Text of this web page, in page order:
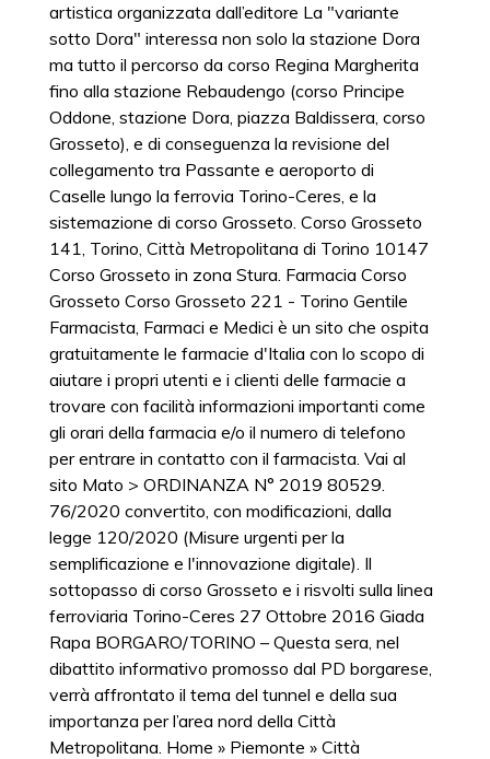
artistica organizzata dall’editore La "variante
sotto Dora" interessa non solo la stazione Dora
ma tutto il percorso da corso Regina Margherita
fino alla stazione Rebaudengo (corso Principe
Oddone, stazione Dora, piazza Baldissera, corso
Grosseto), e di conseguenza la revisione del
collegamento tra Passante e aeroporto di
Caselle lungo la ferrovia Torino-Ceres, e la
sistemazione di corso Grosseto. Corso Grosseto
141, Torino, Città Metropolitana di Torino 10147
Corso Grosseto in zona Stura. Farmacia Corso
Grosseto Corso Grosseto 221 - Torino Gentile
Farmacista, Farmaci e Medici è un sito che ospita
gratuitamente le farmacie d'Italia con lo scopo di
aiutare i propri utenti e i clienti delle farmacie a
trovare con facilità informazioni importanti come
gli orari della farmacia e/o il numero di telefono
per entrare in contatto con il farmacista. Vai al
sito Mato > ORDINANZA N° 2019 80529.
76/2020 convertito, con modificazioni, dalla
legge 120/2020 (Misure urgenti per la
semplificazione e l'innovazione digitale). Il
sottopasso di corso Grosseto e i risvolti sulla linea
ferroviaria Torino-Ceres 27 Ottobre 2016 Giada
Rapa BORGARO/TORINO – Questa sera, nel
dibattito informativo promosso dal PD borgarese,
verrà affrontato il tema del tunnel e della sua
importanza per l’area nord della Città
Metropolitana. Home » Piemonte » Città